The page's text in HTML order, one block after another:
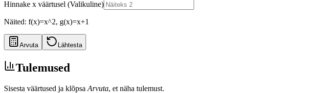
Hinnake x väärtusel (Valikuline)
Näited: f(x)=x^2, g(x)=x+1
Arvuta Lähtesta
Tulemused
Sisesta väärtused ja klõpsa Arvuta, et näha tulemust.